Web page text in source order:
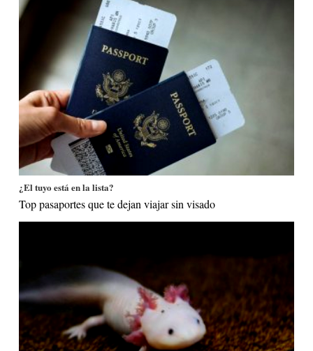
¿El tuyo está en la lista?
Top pasaportes que te dejan viajar sin visado